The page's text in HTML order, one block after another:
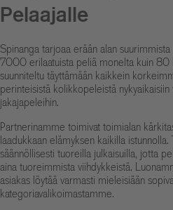
Pelaajalle
Spinanga tarjoaa erään alan
7000 erilaatuista peliä monelta kuin 80
suunniteltu täyttämään kaikkein
perinteisistä kolikkopeleistä
jakajapeleihin.
Partnerinamme toimivat toimialan
laadukkaan elämyksen kaikilla
säännöllisesti tuoreilla julkaisuilla, jotta
aina tuoreimmista viihdykkeistä.
asiakas löytää varmasti mieleisiään
kategoriavalikoimastamme.